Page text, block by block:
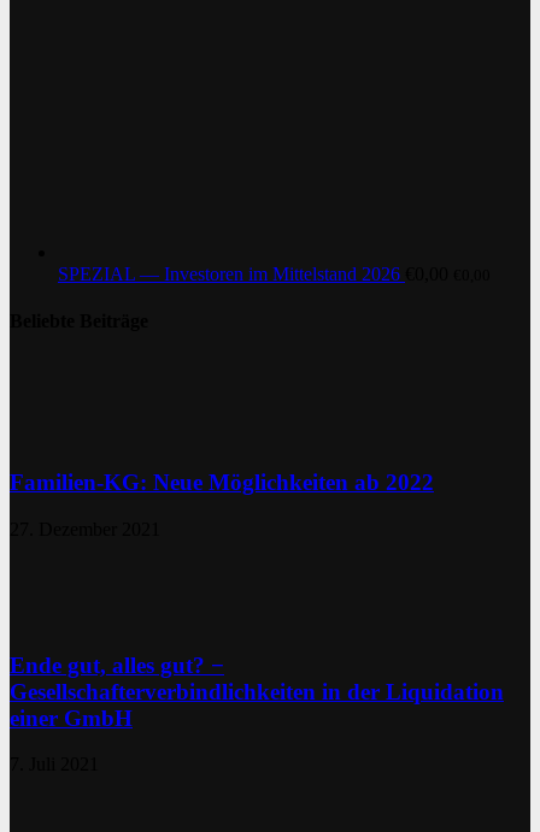
SPEZIAL — Investoren im Mittelstand 2026
Familien-KG: Neue Möglichkeiten ab 2022
Ende gut, alles gut? −
Gesellschafterverbindlichkeiten in der Liquidation
einer GmbH